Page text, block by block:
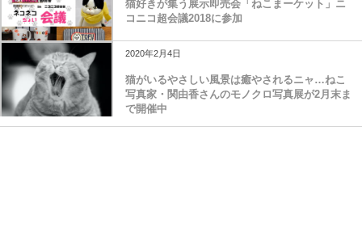
猫好きが集う展示即売会「ねこまーケット」ニ
コニコ超会議2018に参加
2020年2月4日
猫がいるやさしい風景は癒やされるニャ…ねこ
写真家・関由香さんのモノクロ写真展が2月末ま
で開催中